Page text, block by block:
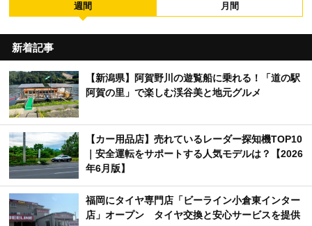
週間 月間
新着記事
【新潟県】阿賀野川の遊覧船に乗れる！「道の駅
阿賀の里」で楽しむ渓谷美と地元グルメ
【カー用品店】売れているレーダー探知機TOP10
｜安全運転をサポートする人気モデルは？【2026
年6月版】
福岡にタイヤ専門店「ビーライン小倉東インター
店」オープン タイヤ交換と安心サービスを提供